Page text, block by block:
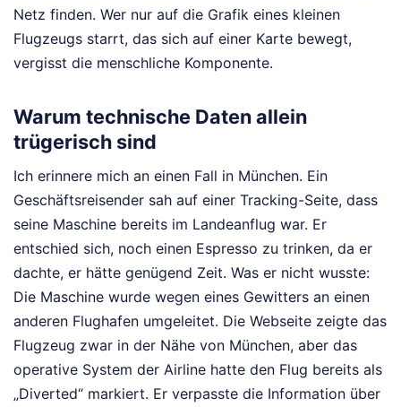
Netz finden. Wer nur auf die Grafik eines kleinen
Flugzeugs starrt, das sich auf einer Karte bewegt,
vergisst die menschliche Komponente.
Warum technische Daten allein
trügerisch sind
Ich erinnere mich an einen Fall in München. Ein
Geschäftsreisender sah auf einer Tracking-Seite, dass
seine Maschine bereits im Landeanflug war. Er
entschied sich, noch einen Espresso zu trinken, da er
dachte, er hätte genügend Zeit. Was er nicht wusste:
Die Maschine wurde wegen eines Gewitters an einen
anderen Flughafen umgeleitet. Die Webseite zeigte das
Flugzeug zwar in der Nähe von München, aber das
operative System der Airline hatte den Flug bereits als
„Diverted“ markiert. Er verpasste die Information über